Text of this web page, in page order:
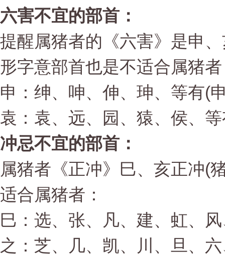
六害不宜的部首：
提醒属猪者的《六害》是申
形字意部首也是不适合属猪
申：绅、呻、伸、珅、等有(
袁：袁、远、园、猿、侯、
冲忌不宜的部首：
属猪者《正冲》巳、亥正冲(
适合属猪者：
巳：选、张、凡、建、虹、
之：芝、几、凯、川、旦、